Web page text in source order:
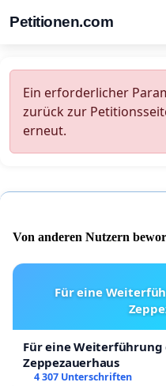
Petitionen.com
Ein erforderlicher
zurück zur
erneut.
Von anderen Nutzern
Für eine
Für eine Weiterführung
Zeppezauerhaus
4 307 Unterschriften